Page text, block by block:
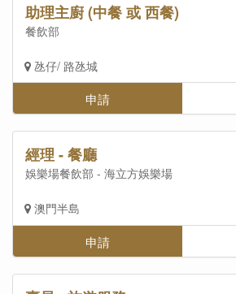
助理主廚 (中餐 或 西餐)
餐飲部
氹仔/ 路氹城
申請
經理 - 餐廳
娛樂場餐飲部 - 海立方娛樂場
澳門半島
申請